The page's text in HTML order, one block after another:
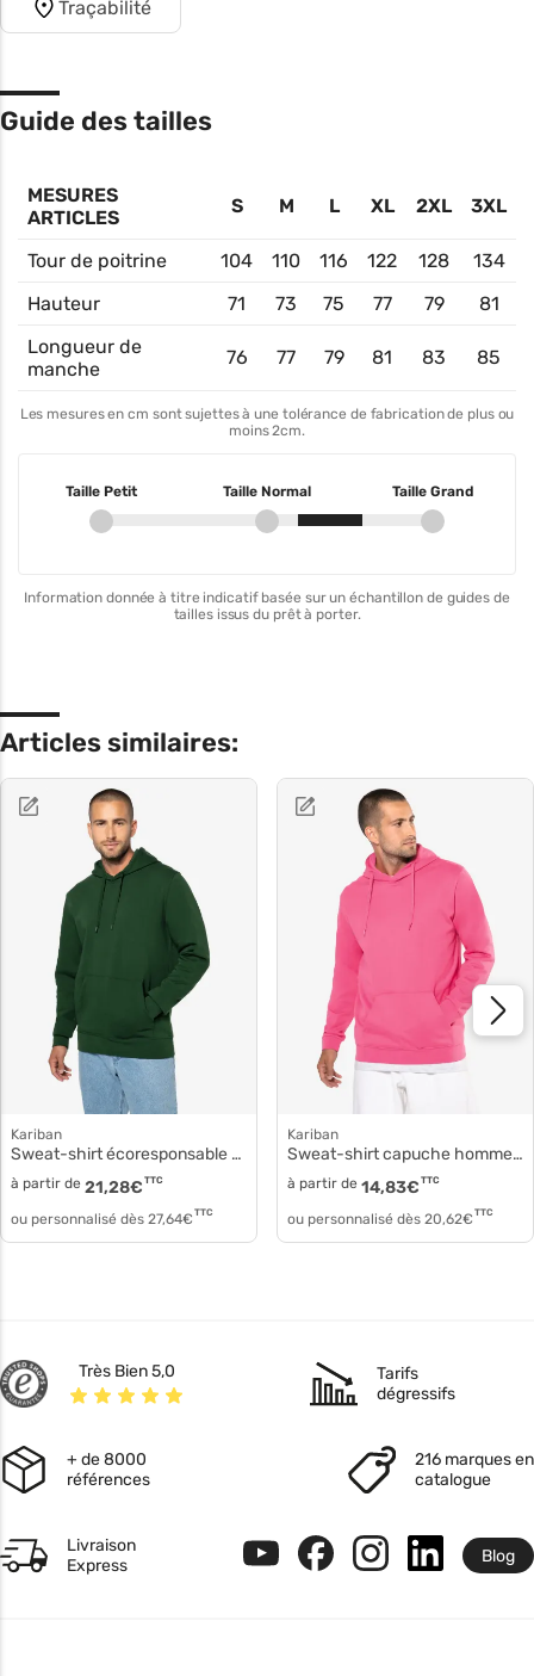
Traçabilité
Guide des tailles
MESURES
ARTICLES
S M L XL 2XL 3XL
Tour de poitrine 104 110 116 122 128
134
Hauteur
71 73 75 77 79
81
Longueur de
manche
76 77 79 81 83 85
Les mesures en cm sont sujettes à une tolérance de fabrication de plus ou
moins 2cm.
Taille Petit Taille Normal Taille Grand
Information donnée à titre indicatif basée sur un échantillon de guides de
tailles issus du prêt à porter.
Articles similaires:
Kariban
Sweat-shirt écoresponsable à capuche homme k4027
à partir de 21,28€ TTC
ou personnalisé dès 27,64€ TTC
Kariban
Sweat-shirt capuche homme ka-k476
à partir de 14,83€ TTC
ou personnalisé dès 20,62€ TTC
Très Bien 5,0
Tarifs
dégressifs
+ de 8000
références
216 marques en
catalogue
Livraison
Express
Blog